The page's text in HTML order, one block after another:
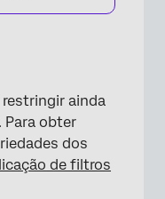
restringir ainda
Para obter
dos
de filtros